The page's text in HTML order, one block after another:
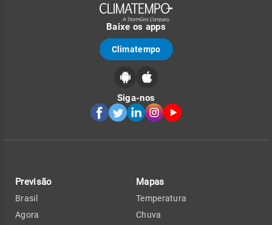
Baixe os apps
Climatempo
Siga-nos
Previsão
Brasil
Agora
Mapas
Temperatura
Chuva